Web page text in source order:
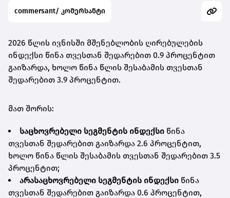
commersant/ კომერსანტი
2026 წლის ივნისში მშენებლობის ღირებულების
ინდექსი წინა თვესთან შედარებით 0.9 პროცენტით
გაიზარდა, ხოლო წინა წლის შესაბამის თვესთან
შედარებით 3.9 პროცენტით.
მათ შორის:
საცხოვრებელი სეგმენტის ინდექსი წინა
თვესთან შედარებით გაიზარდა 2.6 პროცენტით,
ხოლო წინა წლის შესაბამის თვესთან შედარებით 3.5
პროცენტით;
არასაცხოვრებელი სეგმენტის ინდექსი წინა
თვესთან შედარებით გაიზარდა 0.6 პროცენტით,